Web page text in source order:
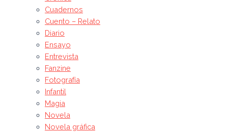
Cuadernos
Cuento – Relato
Diario
Ensayo
Entrevista
Fanzine
Fotografía
Infantil
Magia
Novela
Novela gráfica